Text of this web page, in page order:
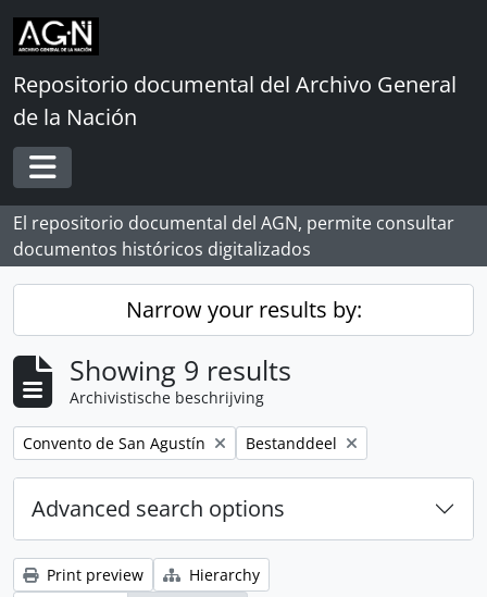
Skip to main content
Repositorio documental del Archivo General
de la Nación
Toggle navigation
El repositorio documental del AGN, permite consultar
documentos históricos digitalizados
Narrow your results by:
Showing 9 results
Archivistische beschrijving
Remove filter:
Convento de San Agustín Remove filter:
Bestanddeel
Advanced search options
Print preview
Hierarchy